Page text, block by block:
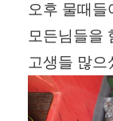
오후 물때들
모든님들을
고생들 많으